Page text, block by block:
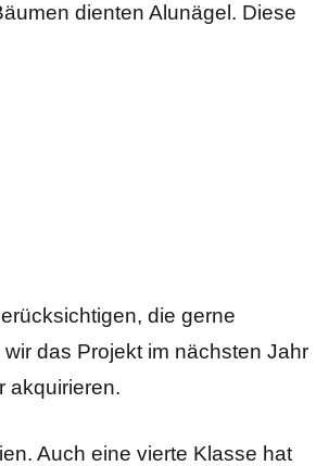
dienten Alunägel. Diese
die gerne
das Projekt im nächsten Jahr
akquirieren.
Auch eine vierte Klasse hat